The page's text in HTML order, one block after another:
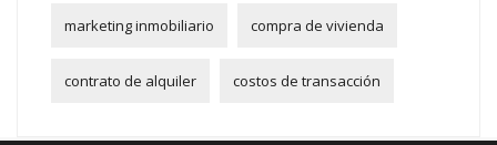
marketing inmobiliario compra de vivienda
contrato de alquiler costos de transacción